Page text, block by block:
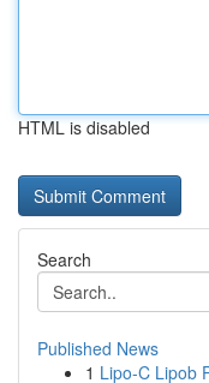
HTML is disabled
Search
Published News
1 Lipo-C Lipob